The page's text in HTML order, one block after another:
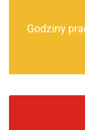
Godziny